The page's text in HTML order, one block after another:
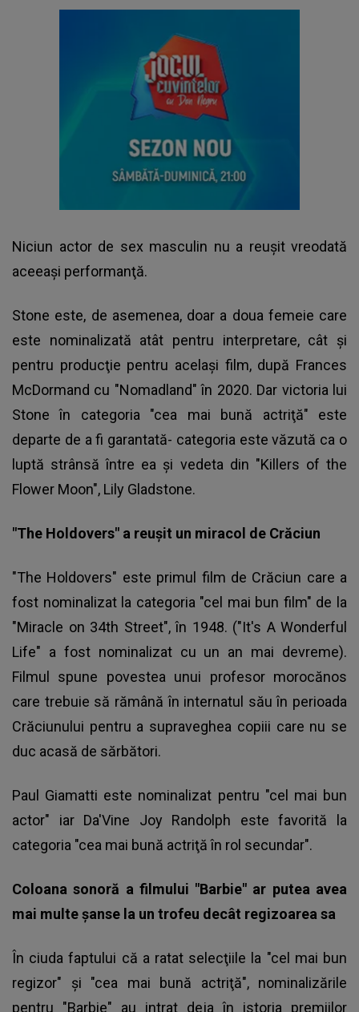
Niciun actor de sex masculin nu a reuşit vreodată
aceeaşi performanţă.
Stone este, de asemenea, doar a doua femeie care
este nominalizată atât pentru interpretare, cât şi
pentru producţie pentru acelaşi film, după Frances
McDormand cu "Nomadland" în 2020. Dar victoria lui
Stone în categoria "cea mai bună actriţă" este
departe de a fi garantată- categoria este văzută ca o
luptă strânsă între ea şi vedeta din "Killers of the
Flower Moon", Lily Gladstone.
"The Holdovers" a reuşit un miracol de Crăciun
"The Holdovers" este primul film de Crăciun care a
fost nominalizat la categoria "cel mai bun film" de la
"Miracle on 34th Street", în 1948. ("It's A Wonderful
Life" a fost nominalizat cu un an mai devreme).
Filmul spune povestea unui profesor morocănos
care trebuie să rămână în internatul său în perioada
Crăciunului pentru a supraveghea copiii care nu se
duc acasă de sărbători.
Paul Giamatti este nominalizat pentru "cel mai bun
actor" iar Da'Vine Joy Randolph este favorită la
categoria "cea mai bună actriţă în rol secundar".
Coloana sonoră a filmului "Barbie" ar putea avea
mai multe şanse la un trofeu decât regizoarea sa
În ciuda faptului că a ratat selecţiile la "cel mai bun
regizor" şi "cea mai bună actriţă", nominalizările
pentru "Barbie" au intrat deja în istoria premiilor